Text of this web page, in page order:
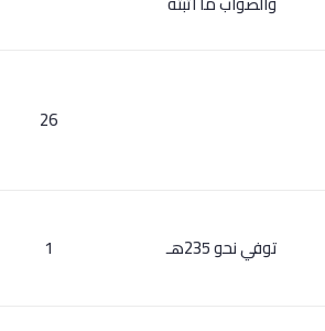
26
توفي نحو 235هـ 1